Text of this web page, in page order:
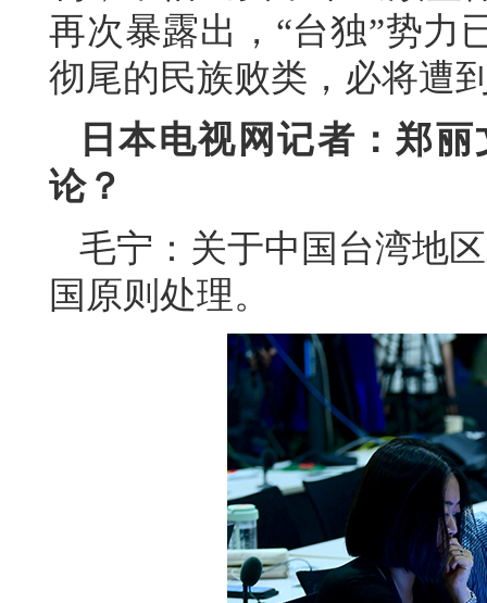
再次暴露出，“台独”势力
彻尾的民族败类，必将遭
日本电视网记者：郑
论？
毛宁：关于中国台湾地
国原则处理。